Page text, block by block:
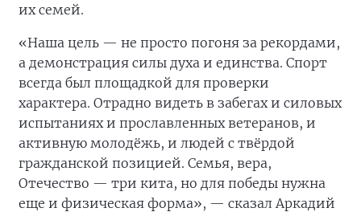
их семей.
«Наша цель — не просто погоня за рекордами,
а демонстрация силы духа и единства. Спорт
всегда был площадкой для проверки
характера. Отрадно видеть в забегах и силовых
испытаниях и прославленных ветеранов, и
активную молодёжь, и людей с твёрдой
гражданской позицией. Семья, вера,
Отечество — три кита, но для победы нужна
еще и физическая форма», — сказал Аркадий